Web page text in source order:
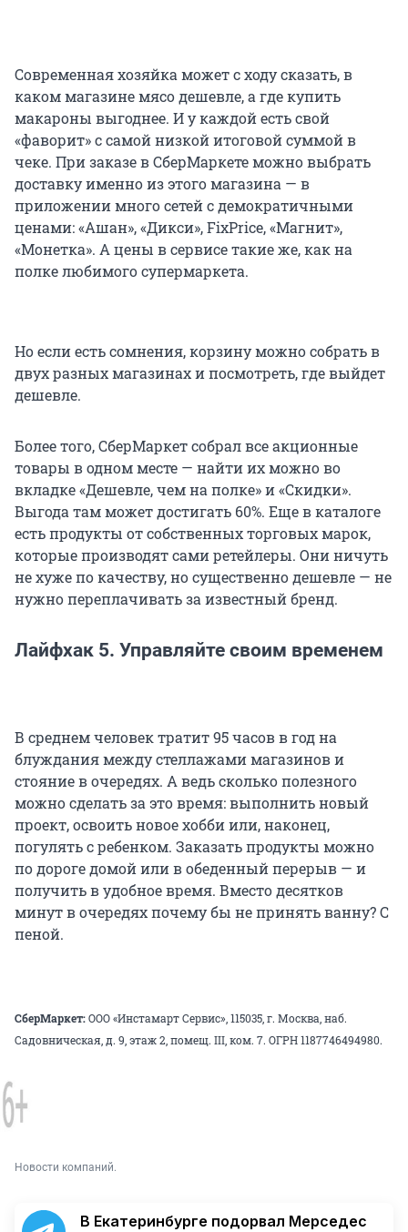
Современная хозяйка может с ходу сказать, в
каком магазине мясо дешевле, а где купить
макароны выгоднее. И у каждой есть свой
«фаворит» с самой низкой итоговой суммой в
чеке. При заказе в СберМаркете можно выбрать
доставку именно из этого магазина — в
приложении много сетей с демократичными
ценами: «Ашан», «Дикси», FixPrice, «Магнит»,
«Монетка». А цены в сервисе такие же, как на
полке любимого супермаркета.
Но если есть сомнения, корзину можно собрать в
двух разных магазинах и посмотреть, где выйдет
дешевле.
Более того, СберМаркет собрал все акционные
товары в одном месте — найти их можно во
вкладке «Дешевле, чем на полке» и «Скидки».
Выгода там может достигать 60%. Еще в каталоге
есть продукты от собственных торговых марок,
которые производят сами ретейлеры. Они ничуть
не хуже по качеству, но существенно дешевле — не
нужно переплачивать за известный бренд.
Лайфхак 5. Управляйте своим временем
В среднем человек тратит 95 часов в год на
блуждания между стеллажами магазинов и
стояние в очередях. А ведь сколько полезного
можно сделать за это время: выполнить новый
проект, освоить новое хобби или, наконец,
погулять с ребенком. Заказать продукты можно
по дороге домой или в обеденный перерыв — и
получить в удобное время. Вместо десятков
минут в очередях почему бы не принять ванну? С
пеной.
СберМаркет:ООО «Инстамарт Сервис», 115035, г. Москва, наб.
Садовническая, д. 9, этаж 2, помещ. III, ком. 7. ОГРН 1187746494980.
Новости компаний.
В Екатеринбурге подорвал Мерседес